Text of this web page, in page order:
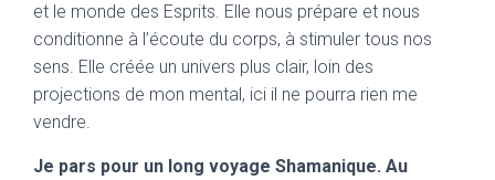
et le monde des Esprits. Elle nous prépare et nous
conditionne à l’écoute du corps, à stimuler tous nos
sens. Elle créée un univers plus clair, loin des
projections de mon mental, ici il ne pourra rien me
vendre.
Je pars pour un long voyage Shamanique. Au